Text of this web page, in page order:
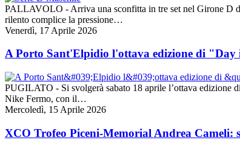
PALLAVOLO - Arriva una sconfitta in tre set nel Girone D
rilento complice la pressione…
Venerdì, 17 Aprile 2026
A Porto Sant'Elpidio l'ottava edizione di "Day
PUGILATO - Si svolgerà sabato 18 aprile l’ottava edizione
Nike Fermo, con il…
Mercoledì, 15 Aprile 2026
XCO Trofeo Piceni-Memorial Andrea Cameli: